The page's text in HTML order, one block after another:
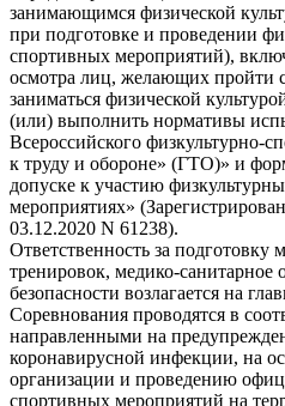
занимающимся физической
при подготовке и проведении
спортивных мероприятий),
осмотра лиц, желающих пройти
заниматься физической
(или) выполнить нормативы
Всероссийского физкультурно-
к труду и обороне» (ГТО)» и
допуске к участию
мероприятиях»
03.12.2020 N 61238).
Ответственность за подготовку
тренировок, медико-санитарное
безопасности возлагается на
Соревнования проводятся в
направленными на
коронавирусной инфекции, на
организации и проведению
спортивных мероприятий на